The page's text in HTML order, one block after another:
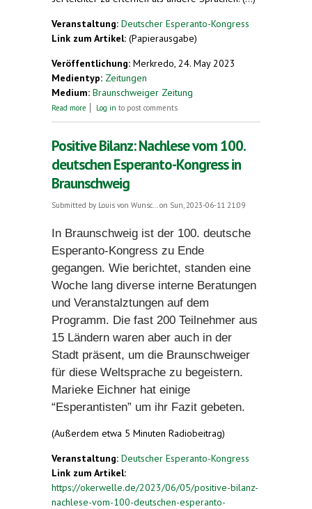
Veranstaltung: Deutscher Esperanto-Kongress
Link zum Artikel: (Papierausgabe)
Veröffentlichung: Merkredo, 24. May 2023
Medientyp: Zeitungen
Medium: Braunschweiger Zeitung
Read more about Hier kann man kostenlos Esperanto lernen
Log in to post comments
Positive Bilanz: Nachlese vom 100.
deutschen Esperanto-Kongress in
Braunschweig
Submitted by Louis von Wunsc... on Sun, 2023-06-11 21:09
In Braunschweig ist der 100. deutsche
Esperanto-Kongress zu Ende
gegangen. Wie berichtet, standen eine
Woche lang diverse interne Beratungen
und Veranstalztungen auf dem
Programm. Die fast 200 Teilnehmer aus
15 Ländern waren aber auch in der
Stadt präsent, um die Braunschweiger
für diese Weltsprache zu begeistern.
Marieke Eichner hat einige
“Esperantisten” um ihr Fazit gebeten.
(Außerdem etwa 5 Minuten Radiobeitrag)
Veranstaltung: Deutscher Esperanto-Kongress
Link zum Artikel:
https://okerwelle.de/2023/06/05/positive-bilanz-
nachlese-vom-100-deutschen-esperanto-